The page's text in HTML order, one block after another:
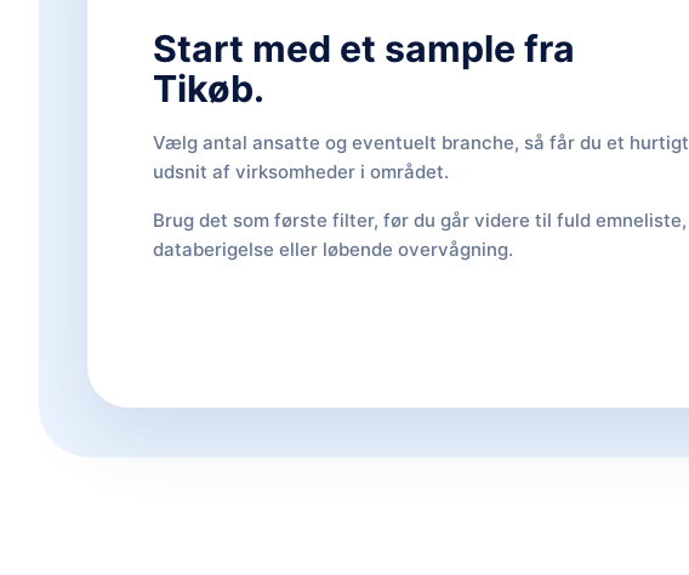
Start med et sample fra
Tikøb.
Vælg antal ansatte og eventuelt branche, så får du et hurtigt
udsnit af virksomheder i området.
Brug det som første filter, før du går videre til fuld emneliste,
databerigelse eller løbende overvågning.